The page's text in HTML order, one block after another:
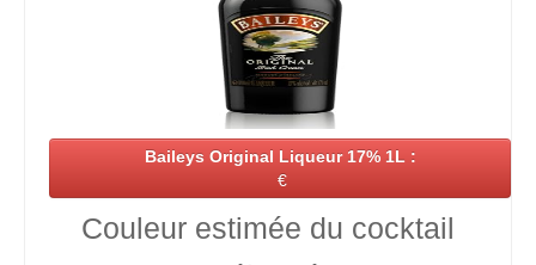
Baileys Original Liqueur 17% 1L :
€
Couleur estimée du cocktail